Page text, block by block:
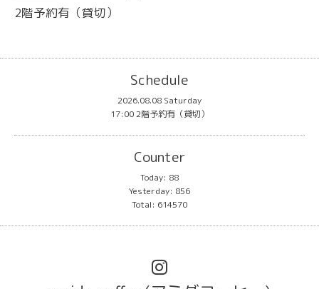
2階予約有（貸切）
Schedule
2026.08.08 Saturday
17:00 2階予約有（貸切）
Counter
Today: 88
Yesterday: 856
Total: 614570